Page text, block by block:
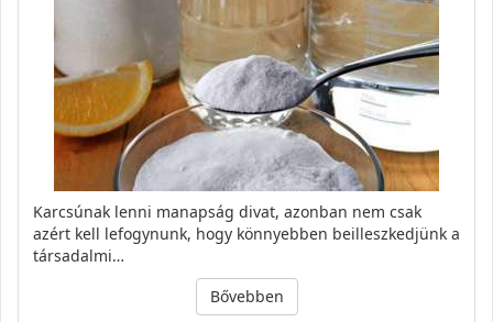
Karcsúnak lenni manapság divat, azonban nem csak
azért kell lefogynunk, hogy könnyebben beilleszkedjünk a
társadalmi…
Bővebben